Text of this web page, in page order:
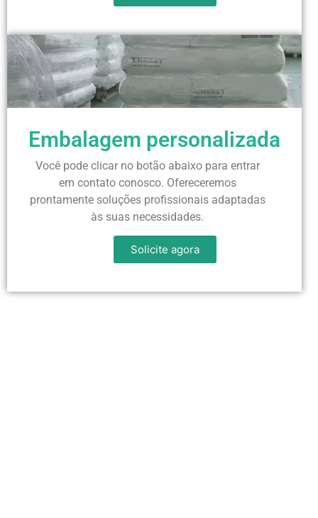
Embalagem personalizada
Você pode clicar no botão abaixo para entrar
em contato conosco. Ofereceremos
prontamente soluções profissionais adaptadas
às suas necessidades.
Solicite agora